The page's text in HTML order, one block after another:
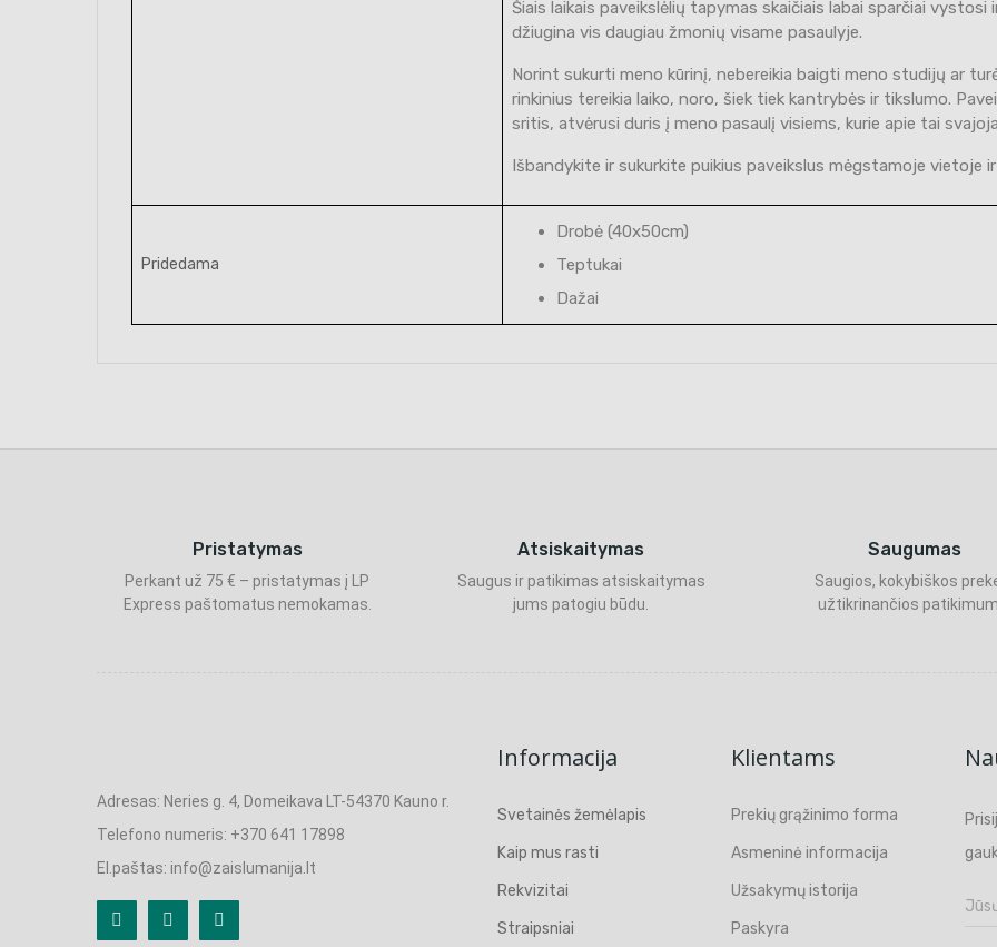
Šiais laikais paveikslėlių tapymas skaičiais labai sparčiai
džiugina vis daugiau žmonių visame pasaulyje.
Norint sukurti meno kūrinį, nebereikia baigti meno studijų ar
rinkinius tereikia laiko, noro, šiek tiek kantrybės ir tikslumo.
sritis, atvėrusi duris į meno pasaulį visiems, kurie apie tai
Išbandykite ir sukurkite puikius paveikslus mėgstamoje vietoje
Pridedama
Drobė (40x50cm)
Teptukai
Dažai
Pristatymas
Perkant už 75 € – pristatymas į LP
Express paštomatus nemokamas.
Atsiskaitymas
Saugus ir patikimas atsiskaitymas
jums patogiu būdu.
Saugumas
Saugios, kokybiškos
užtikrinančios
Adresas: Neries g. 4, Domeikava LT-54370 Kauno r.
Telefono numeris: +370 641 17898
El.paštas: info@zaislumanija.lt
Informacija
Svetainės žemėlapis
Kaip mus rasti
Rekvizitai
Straipsniai
Klientams
Prekių grąžinimo forma
Asmeninė informacija
Užsakymų istorija
Paskyra